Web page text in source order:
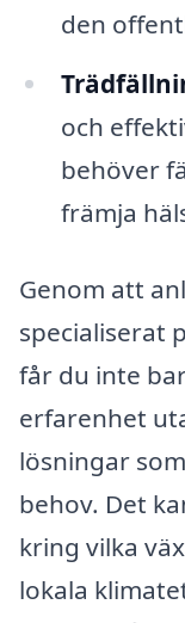
den
och
behöver
främja
Genom att
specialiserat
får du inte
erfarenhet
lösningar
behov. Det
kring vilka
lokala